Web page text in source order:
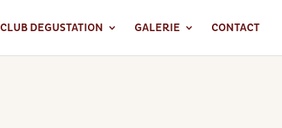
CLUB DEGUSTATION GALERIE CONTACT